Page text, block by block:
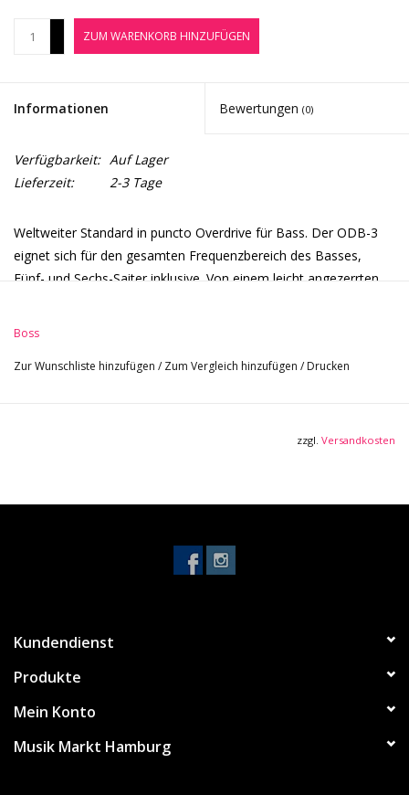
Jobbörse ZUM WARENKORB HINZUFÜGEN
Informationen Bewertungen (0)
Verfügbarkeit: Auf Lager
Lieferzeit:
2-3 Tage
Weltweiter Standard in puncto Overdrive für Bass. Der ODB-3
eignet sich für den gesamten Frequenzbereich des Basses,
Fünf- und Sechs-Saiter inklusive. Von einem leicht angezerrten,
Regler: LEVEL, HIGH EQ, LOW EQ, BALANCE, GAIN
Boss
Zur Wunschliste hinzufügen / Zum Vergleich hinzufügen / Drucken
zzgl. Versandkosten
Kundendienst
Produkte
Mein Konto
Musik Markt Hamburg